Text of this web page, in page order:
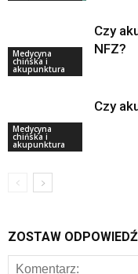
Medycyna
chińska i
akupunktura
Czy
NFZ?
Medycyna
chińska i
akupunktura
Czy
ZOSTAW ODPOWIEDŹ